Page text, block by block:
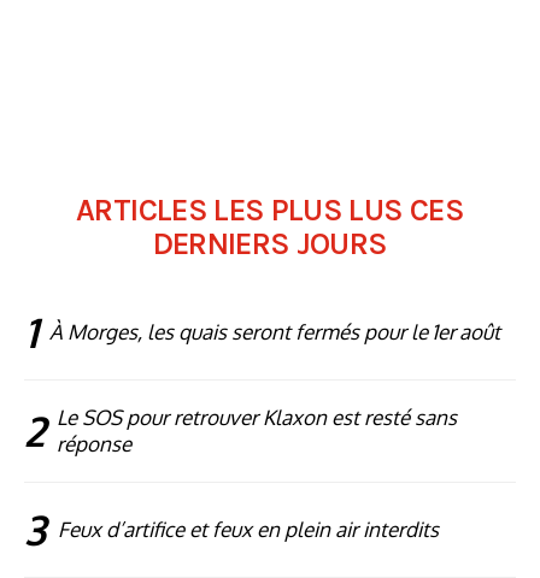
ARTICLES LES PLUS LUS CES
DERNIERS JOURS
1 À Morges, les quais seront fermés pour le 1er août
2 Le SOS pour retrouver Klaxon est resté sans
réponse
3 Feux d’artifice et feux en plein air interdits